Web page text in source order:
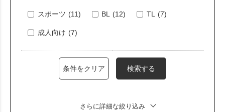
スポーツ (11) BL (12) TL (7)
成人向け (7)
さらに詳細な絞り込み